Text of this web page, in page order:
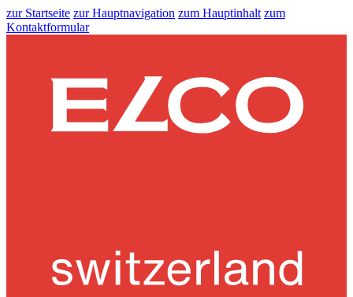
zur Startseite zur Hauptnavigation zum Hauptinhalt zum
Kontaktformular